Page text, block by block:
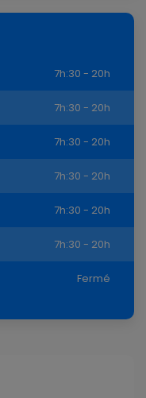
7h:30 - 20h
7h:30 - 20h
7h:30 - 20h
7h:30 - 20h
7h:30 - 20h
7h:30 - 20h
Fermé